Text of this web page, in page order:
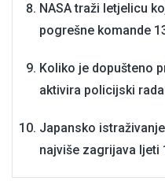
NASA traži letjelicu
pogrešne komande
Koliko je dopušteno
aktivira policijski
Japansko
najviše zagrijava ljeti